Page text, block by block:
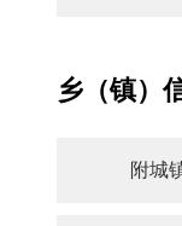
乡（镇）
附城